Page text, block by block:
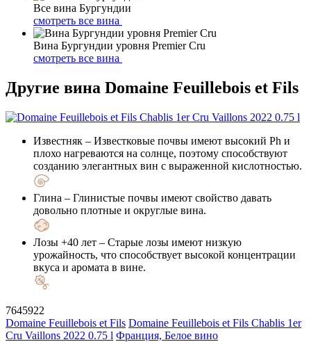
Все вина Бургундии
смотреть все вина
Вина Бургундии уровня Premier Cru
смотреть все вина
Другие вина Domaine Feuillebois et Fils
Известняк – Известковые почвы имеют высокий Ph и
плохо нагреваются на солнце, поэтому способствуют
созданию элегантных вин с выраженной кислотностью.
Глина – Глинистые почвы имеют свойство давать
довольно плотные и округлые вина.
Лозы +40 лет – Старые лозы имеют низкую
урожайность, что способствует высокой концентрации
вкуса и аромата в вине.
7645922
Domaine Feuillebois et Fils Domaine Feuillebois et Fils Chablis 1er
Cru Vaillons 2022 0.75 l Франция, Белое вино